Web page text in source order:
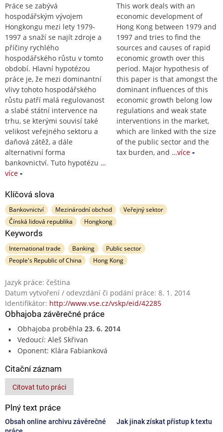
Práce se zabývá
hospodářským vývojem
Hongkongu mezi lety 1979-
1997 a snaží se najít zdroje a
příčiny rychlého
hospodářského růstu v tomto
období. Hlavní hypotézou
práce je, že mezi dominantní
vlivy tohoto hospodářského
růstu patří malá regulovanost
a slabé státní intervence na
trhu, se kterými souvisí také
velikost veřejného sektoru a
daňová zátěž, a dále
alternativní forma
bankovnictví. Tuto hypotézu …
více
This work deals with an
economic development of
Hong Kong between 1979 and
1997 and tries to find the
sources and causes of rapid
economic growth over this
period. Major hypothesis of
this paper is that amongst the
dominant influences of this
economic growth belong low
regulations and weak state
interventions in the market,
which are linked with the size
of the public sector and the
tax burden, and …více
Klíčová slova
Bankovnictví Mezinárodní obchod
Veřejný sektor
Čínská lidová republika
Hongkong
Keywords
International trade Banking
Public sector
People's Republic of China
Hong Kong
Jazyk práce: čeština
Datum vytvoření / odevzdání či podání práce: 8. 1. 2014
Identifikátor: http://www.vse.cz/vskp/eid/42285
Obhajoba závěrečné práce
Obhajoba proběhla 23. 6. 2014
Vedoucí: Aleš Skřivan
Oponent: Klára Fabianková
Citační záznam
Citovat tuto práci
Plný text práce
Obsah online archivu závěrečné
Jak jinak získat přístup k textu